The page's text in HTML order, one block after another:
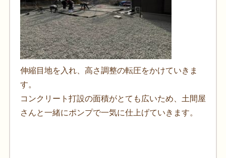
伸縮目地を入れ、高さ調整の転圧をかけていきま
す。
コンクリート打設の面積がとても広いため、土間屋
さんと一緒にポンプで一気に仕上げていきます。